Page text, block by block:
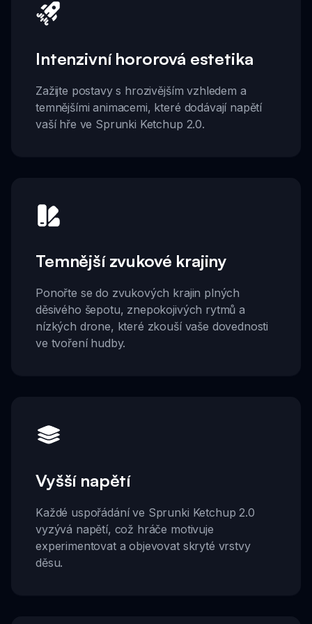
Intenzivní hororová estetika
Zažijte postavy s hrozivějším vzhledem a
temnějšími animacemi, které dodávají napětí
vaší hře ve Sprunki Ketchup 2.0.
Temnější zvukové krajiny
Ponořte se do zvukových krajin plných
děsivého šepotu, znepokojivých rytmů a
nízkých drone, které zkouší vaše dovednosti
ve tvoření hudby.
Vyšší napětí
Každé uspořádání ve Sprunki Ketchup 2.0
vyzývá napětí, což hráče motivuje
experimentovat a objevovat skryté vrstvy
děsu.